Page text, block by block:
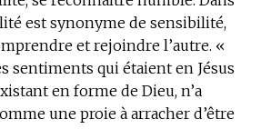
est synonyme de sensibilité,
et rejoindre l’autre. «
sentiments qui étaient en Jésus
en forme de Dieu, n’a
une proie à arracher d’être